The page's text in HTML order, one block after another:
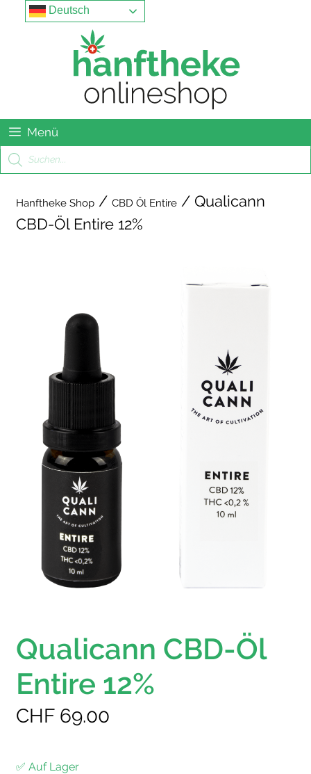
Springe
Menu
Menü
Products
search
Hanftheke Shop / CBD Öl Entire / Qualicann
CBD-Öl Entire 12%
Qualicann CBD-Öl
Entire 12%
CHF 69.00
✅ Auf Lager
Deutsch